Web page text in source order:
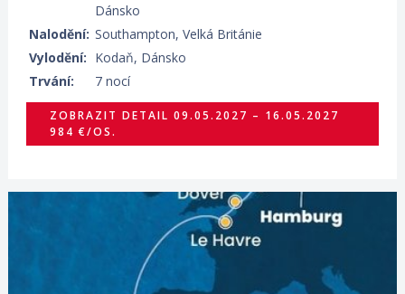
Dánsko
Nalodění: Southampton, Velká Británie
Vylodění: Kodaň, Dánsko
Trvání:
7 nocí
ZOBRAZIT DETAIL 09.05.2027 – 16.05.2027
984 €/OS.
ZOBRAZIT DETAIL
08.11.2026 – 18.11.2026